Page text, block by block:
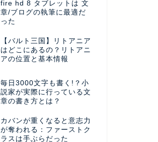
fire hd 8 タブレットは 文
章/ブログの執筆に最適だ
った
【バルト三国】リトアニア
はどこにあるの？リトアニ
アの位置と基本情報
毎日3000文字も書く!？小
説家が実際に行っている文
章の書き方とは？
カバンが重くなると意志力
が奪われる：ファーストク
ラスは手ぶらだった